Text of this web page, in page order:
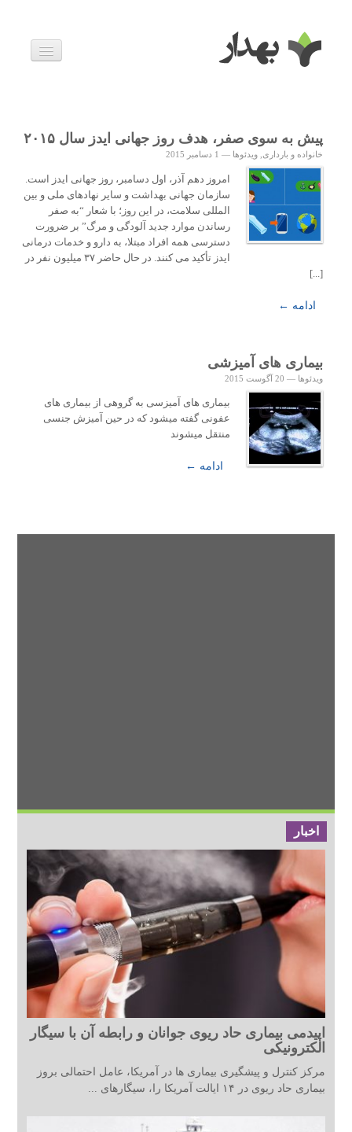
خانواده و بارداری
ویدئوها
درباره ما
پیش به سوی صفر، هدف روز جهانی ایدز سال ۲۰۱۵
خانواده و بارداری ویدئوها — 1 دسامبر 2015
امروز دهم آذر، اول دسامبر، روز جهانی ایدز است.
سازمان جهانی بهداشت و سایر نهادهای ملی و بین
المللی سلامت، در این روز؛ با شعار “به صفر
رساندن موارد جدید آلودگی و مرگ” بر ضرورت
دسترسی همه افراد مبتلا، به دارو و خدمات درمانی
ایدز تأکید می کنند. در حال حاضر ۳۷ میلیون نفر در
[...]
ادامه ←
بیماری های آمیزشی
ویدئوها — 20 آگوست 2015
بیماری های آمیزسی به گروهی از بیماری های
عفونی گفته میشود که در حین آمیزش جنسی
منتقل میشوند
ادامه ←
اخبار
اپیدمی بیماری حاد ریوی جوانان و رابطه آن با سیگار
الکترونیکی
مرکز کنترل و پیشگیری بیماری ها در آمریکا، عامل احتمالی بروز
بیماری حاد ریوی در ۱۴ ایالت آمریکا را، سیگارهای ...